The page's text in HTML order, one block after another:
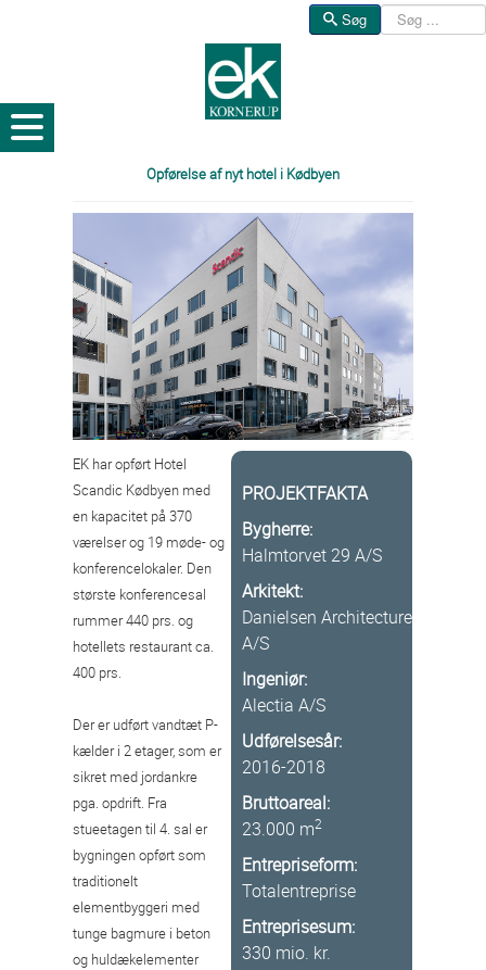
Søg Søg
Opførelse af nyt hotel i Kødbyen
EK har opført Hotel
Scandic Kødbyen med
en kapacitet på 370
værelser og 19 møde- og
konferencelokaler. Den
største konferencesal
rummer 440 prs. og
hotellets restaurant ca.
400 prs.
Der er udført vandtæt P-
kælder i 2 etager, som er
sikret med jordankre
pga. opdrift. Fra
stueetagen til 4. sal er
bygningen opført som
traditionelt
elementbyggeri med
tunge bagmure i beton
og huldækelementer
PROJEKTFAKTA
Bygherre:
Halmtorvet 29 A/S
Arkitekt:
Danielsen Architecture
A/S
Ingeniør:
Alectia A/S
Udførelsesår:
2016-2018
Bruttoareal:
23.000 m2
Entrepriseform:
Totalentreprise
Entreprisesum:
330 mio. kr.